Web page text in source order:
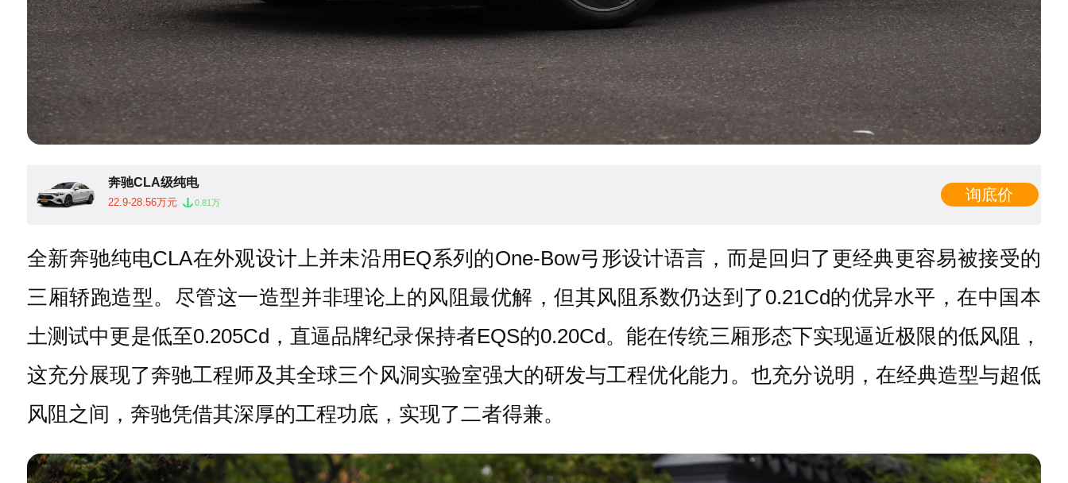
奔驰CLA级纯电
22.9-28.56万元 0.81万 询底价
全新奔驰纯电CLA在外观设计上并未沿用EQ系列的One-Bow弓形设计语言，而是回归了更经典更容易被接受的
三厢轿跑造型。尽管这一造型并非理论上的风阻最优解，但其风阻系数仍达到了0.21Cd的优异水平，在中国本
土测试中更是低至0.205Cd，直逼品牌纪录保持者EQS的0.20Cd。能在传统三厢形态下实现逼近极限的低风阻，
这充分展现了奔驰工程师及其全球三个风洞实验室强大的研发与工程优化能力。也充分说明，在经典造型与超低
风阻之间，奔驰凭借其深厚的工程功底，实现了二者得兼。